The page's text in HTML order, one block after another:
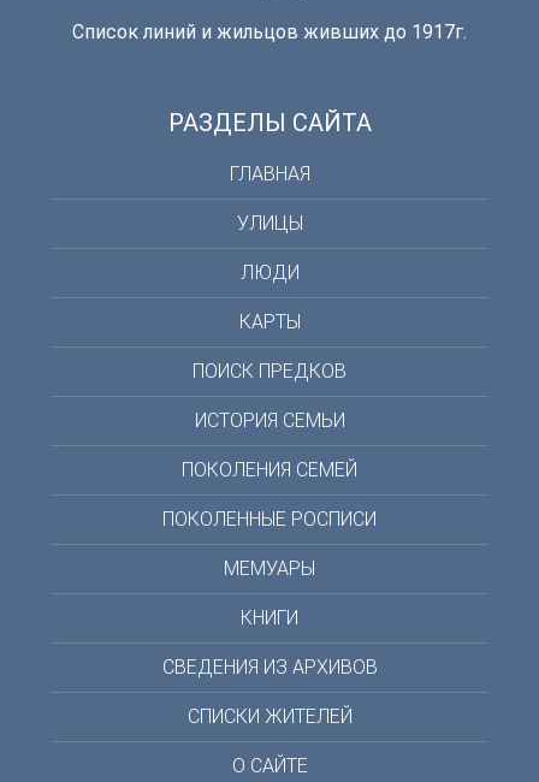
Список линий и жильцов живших до 1917г.
РАЗДЕЛЫ САЙТА
ГЛАВНАЯ
УЛИЦЫ
ЛЮДИ
КАРТЫ
ПОИСК ПРЕДКОВ
ИСТОРИЯ СЕМЬИ
ПОКОЛЕНИЯ СЕМЕЙ
ПОКОЛЕННЫЕ РОСПИСИ
МЕМУАРЫ
КНИГИ
СВЕДЕНИЯ ИЗ АРХИВОВ
СПИСКИ ЖИТЕЛЕЙ
О САЙТЕ